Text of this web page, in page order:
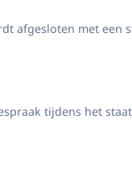
afgesloten met een
een toespraak.
tijdens het